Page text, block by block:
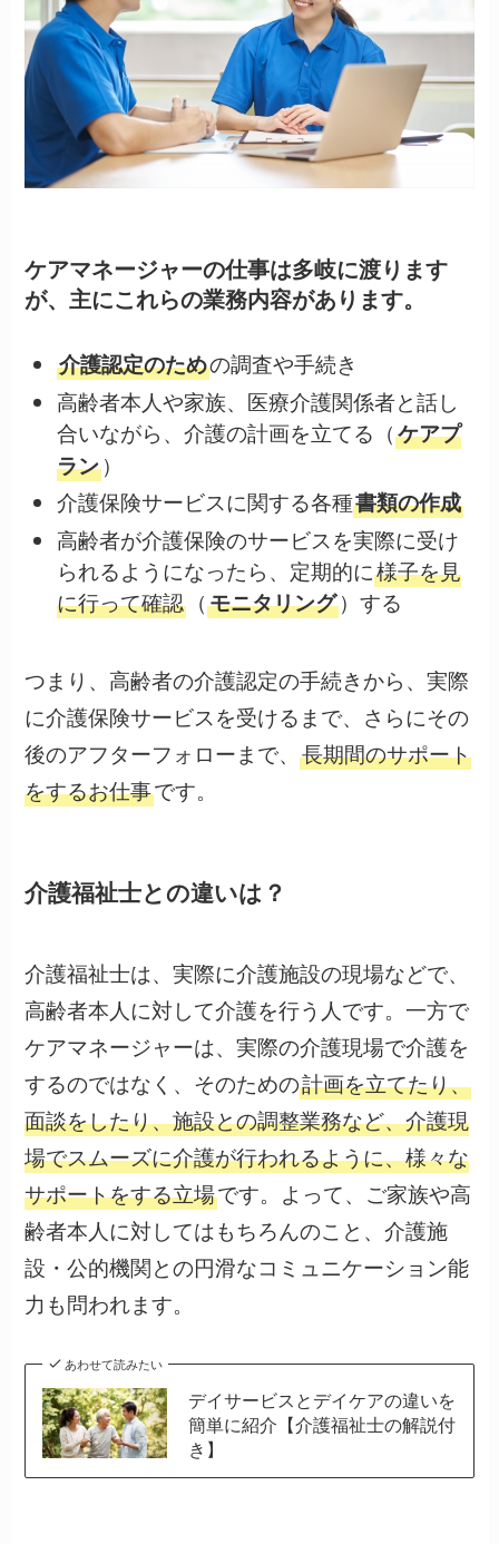
ケアマネージャーの仕事は多岐に渡ります
が、主にこれらの業務内容があります。
介護認定のための調査や手続き
高齢者本人や家族、医療介護関係者と話し
合いながら、介護の計画を立てる（ケアプ
ラン）
介護保険サービスに関する各種書類の作成
高齢者が介護保険のサービスを実際に受け
られるようになったら、定期的に様子を見
に行って確認（モニタリング）する
つまり、高齢者の介護認定の手続きから、実際
に介護保険サービスを受けるまで、さらにその
後のアフターフォローまで、長期間のサポート
をするお仕事です。
介護福祉士との違いは？
介護福祉士は、実際に介護施設の現場などで、
高齢者本人に対して介護を行う人です。一方で
ケアマネージャーは、実際の介護現場で介護を
するのではなく、そのための計画を立てたり、
面談をしたり、施設との調整業務など、介護現
場でスムーズに介護が行われるように、様々な
サポートをする立場です。よって、ご家族や高
齢者本人に対してはもちろんのこと、介護施
設・公的機関との円滑なコミュニケーション能
力も問われます。
あわせて読みたい
デイサービスとデイケアの違いを
簡単に紹介【介護福祉士の解説付
き】